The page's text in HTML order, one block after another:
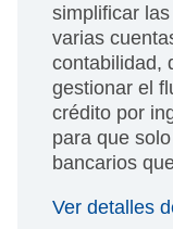
simplificar
varias
contabilidad,
gestionar el
crédito por
para que
bancarios
Ver detalles